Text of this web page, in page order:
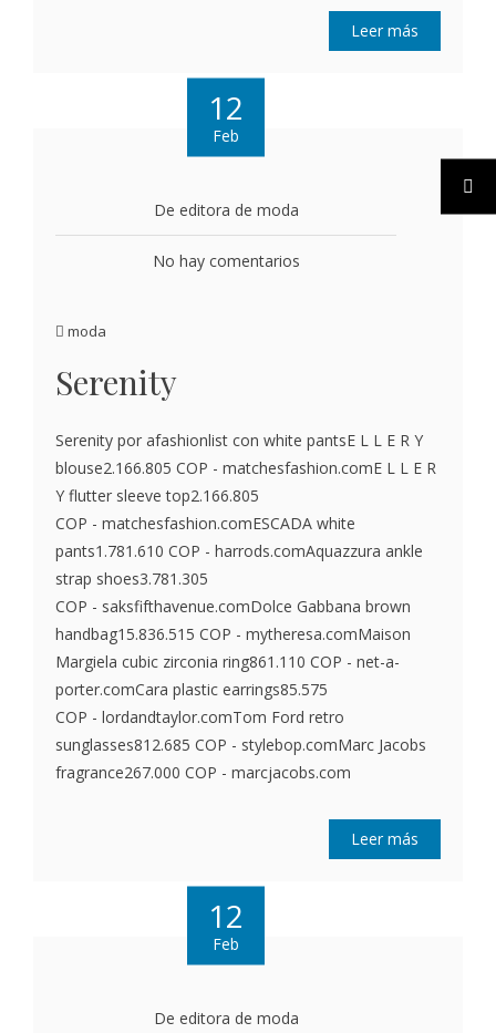
Leer más
12
Feb
De editora de moda
No hay comentarios
moda
Serenity
Serenity por afashionlist con white pantsE L L E R Y
blouse2.166.805 COP - matchesfashion.comE L L E R
Y flutter sleeve top2.166.805
COP - matchesfashion.comESCADA white
pants1.781.610 COP - harrods.comAquazzura ankle
strap shoes3.781.305
COP - saksfifthavenue.comDolce Gabbana brown
handbag15.836.515 COP - mytheresa.comMaison
Margiela cubic zirconia ring861.110 COP - net-a-
porter.comCara plastic earrings85.575
COP - lordandtaylor.comTom Ford retro
sunglasses812.685 COP - stylebop.comMarc Jacobs
fragrance267.000 COP - marcjacobs.com
Leer más
12
Feb
De editora de moda